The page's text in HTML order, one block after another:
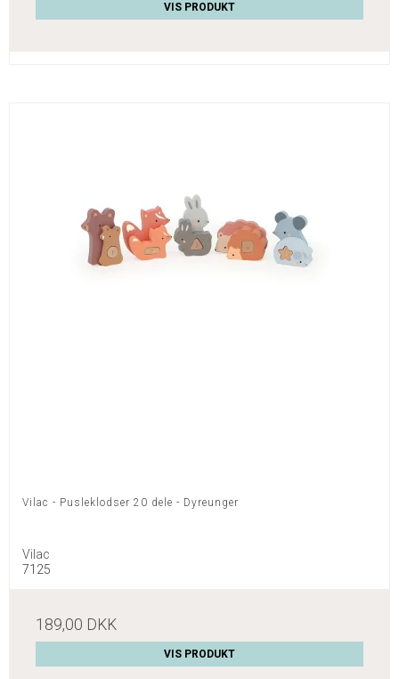
VIS PRODUKT
Vilac - Pusleklodser 20 dele - Dyreunger
Vilac
7125
189,00 DKK
VIS PRODUKT